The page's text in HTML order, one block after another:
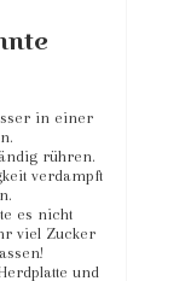
in einer
rühren.
verdampft
es nicht
viel Zucker
und